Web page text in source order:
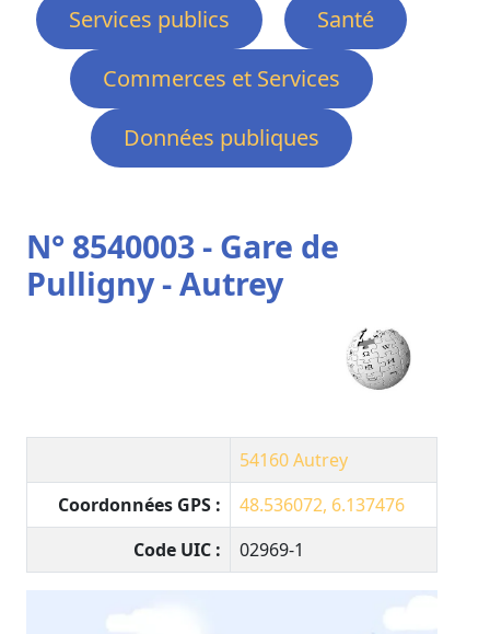
Services publics
Santé
Commerces et Services
Données publiques
N° 8540003 - Gare de
Pulligny - Autrey
54160Autrey
Coordonnées GPS :
48.536072, 6.137476
Code UIC :
02969-1